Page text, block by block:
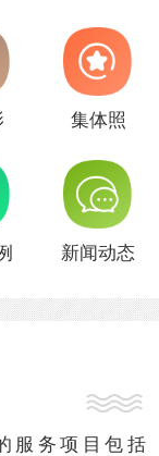
集体照
新闻动态
服务项目包括